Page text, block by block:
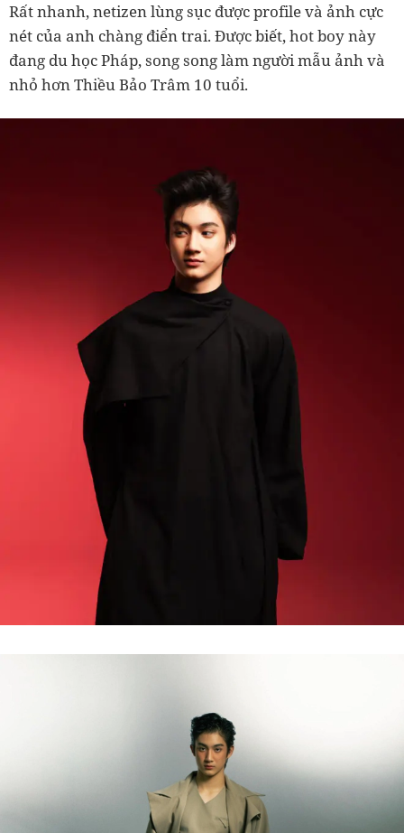
Rất nhanh, netizen lùng sục được profile và ảnh cực
nét của anh chàng điển trai. Được biết, hot boy này
đang du học Pháp, song song làm người mẫu ảnh và
nhỏ hơn Thiều Bảo Trâm 10 tuổi.